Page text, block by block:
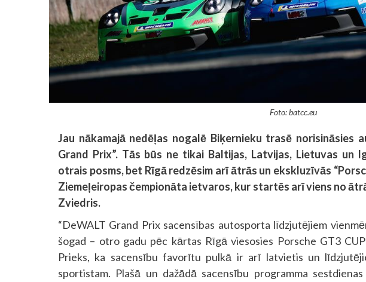
Foto: batcc.eu
Jau nākamajā nedēļas nogalē Biķernieku trasē norisināsies
Grand Prix”. Tās būs ne tikai Baltijas, Latvijas, Lietuvas un
otrais posms, bet Rīgā redzēsim arī ātrās un ekskluzīvās
Ziemeļeiropas čempionāta ietvaros, kur startēs arī viens no
Zviedris.
“DeWALT Grand Prix sacensības autosporta līdzjutējiem
šogad – otro gadu pēc kārtas Rīgā viesosies Porsche GT3
Prieks, ka sacensību favorītu pulkā ir arī latvietis un
sportistam. Plašā un dažādā sacensību programma